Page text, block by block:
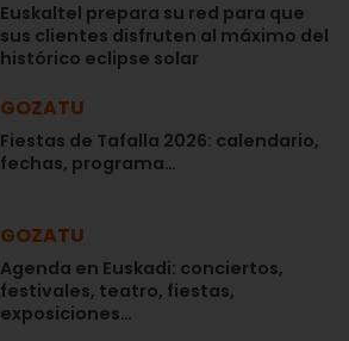
Euskaltel prepara su red para que
sus clientes disfruten al máximo del
histórico eclipse solar
GOZATU
Fiestas de Tafalla 2026: calendario,
fechas, programa…
GOZATU
Agenda en Euskadi: conciertos,
festivales, teatro, fiestas,
exposiciones…